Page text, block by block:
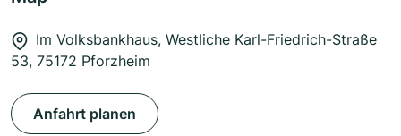
Im Volksbankhaus, Westliche Karl-Friedrich-Straße
53, 75172 Pforzheim
Anfahrt planen